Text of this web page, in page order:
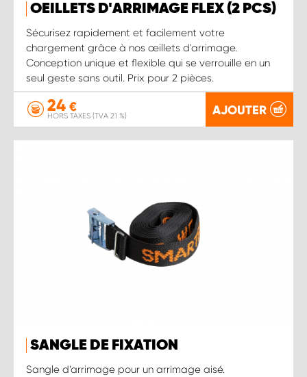
OEILLETS D'ARRIMAGE FLEX (2 PCS)
Sécurisez rapidement et facilement votre
chargement grâce à nos œillets d'arrimage.
Conception unique et flexible qui se verrouille en un
seul geste sans outil. Prix pour 2 pièces.
24 €
HORS TAXES (TVA 21 %) AJOUTER
SANGLE DE FIXATION
Sangle d’arrimage pour un arrimage aisé.